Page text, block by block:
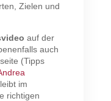
Zielen und
auf der
auch
(Tipps
im
richtigen